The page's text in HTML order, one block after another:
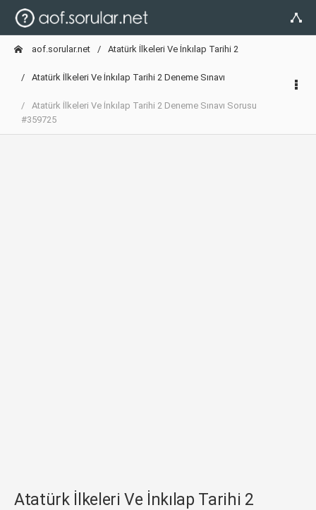
aof.sorular.net Atatürk İlkeleri Ve İnkılap Tarihi 2
Atatürk İlkeleri Ve İnkılap Tarihi 2 Deneme Sınavı
Atatürk İlkeleri Ve İnkılap Tarihi 2 Deneme Sınavı Sorusu
#359725
Atatürk İlkeleri Ve İnkılap Tarihi 2